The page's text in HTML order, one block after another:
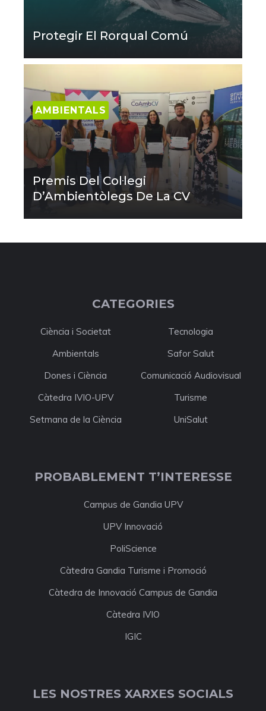
Protegir El Rorqual Comú
AMBIENTALS
Premis Del Col·legi
D’Ambientòlegs De La CV
CATEGORIES
Ciència i Societat
Tecnologia
Ambientals
Safor Salut
Dones i Ciència
Comunicació Audiovisual
Càtedra IVIO-UPV
Turisme
Setmana de la Ciència
UniSalut
PROBABLEMENT T’INTERESSE
Campus de Gandia UPV
UPV Innovació
PoliScience
Càtedra Gandia Turisme i Promoció
Càtedra de Innovació Campus de Gandia
Càtedra IVIO
IGIC
LES NOSTRES XARXES SOCIALS